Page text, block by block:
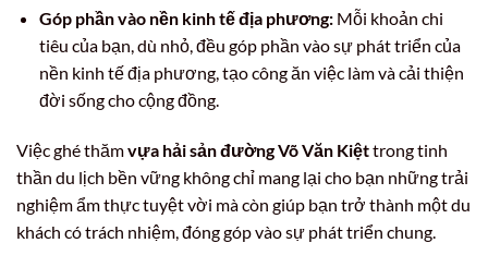
Góp phần vào nền kinh tế địa phương:Mỗi khoản chi
tiêu của bạn, dù nhỏ, đều góp phần vào sự phát triển của
nền kinh tế địa phương, tạo công ăn việc làm và cải thiện
đời sống cho cộng đồng.
Việc ghé thămvựa hải sản đường Võ Văn Kiệttrong tinh
thần du lịch bền vững không chỉ mang lại cho bạn những trải
nghiệm ẩm thực tuyệt vời mà còn giúp bạn trở thành một du
khách có trách nhiệm, đóng góp vào sự phát triển chung.